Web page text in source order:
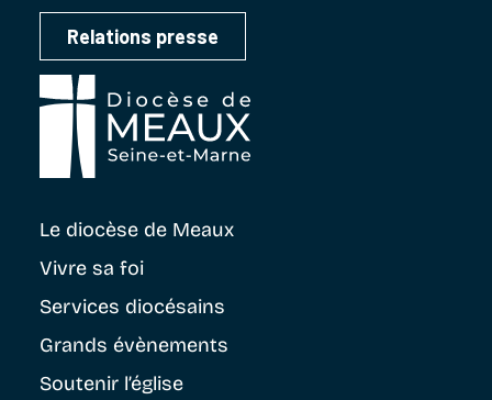
Relations presse
Le diocèse de Meaux
Vivre sa foi
Services diocésains
Grands évènements
Soutenir l’église